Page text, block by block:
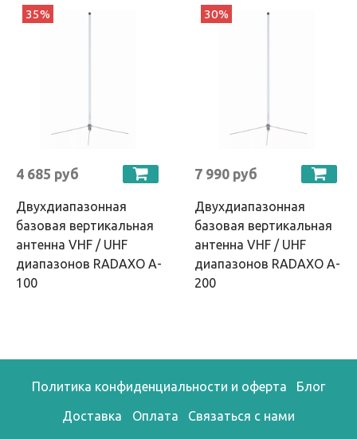
35%
4 685 руб
Двухдиапазонная
базовая вертикальная
антенна VHF / UHF
диапазонов RADAXO A-
100
30%
7 990 руб
Двухдиапазонная
базовая вертикальная
антенна VHF / UHF
диапазонов RADAXO A-
200
Политика конфиденциальности и оферта Блог
Доставка Оплата Связаться с нами